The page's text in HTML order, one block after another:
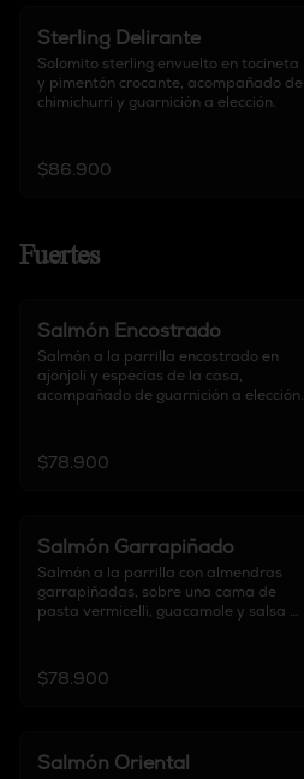
Sterling Delirante
Solomito sterling envuelto en tocineta
y pimentón crocante, acompañado de
chimichurri y guarnición a elección.
$86.900
Fuertes
Salmón Encostrado
Salmón a la parrilla encostrado en
ajonjolí y especias de la casa,
acompañado de guarnición a elección.
$78.900
Salmón Garrapiñado
Salmón a la parrilla con almendras
garrapiñadas, sobre una cama de
pasta vermicelli, guacamole y salsa
$78.900
Salmón Oriental